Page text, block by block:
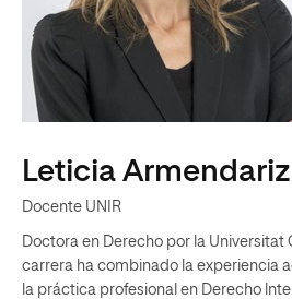
Leticia
Docente UNIR
Doctora en Derecho por la Universitat
carrera ha combinado la experiencia
la práctica profesional en Derecho